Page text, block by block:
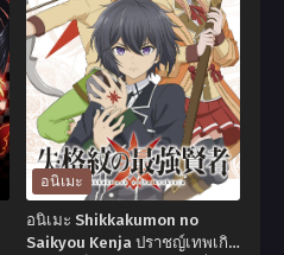
2.5-
jigen
no
Ririsa
2.5
มิติ
ริ
ริสะ
อนิเมะ
อนิเมะ Shikkakumon no
Saikyou Kenja ปราชญ์เทพเกิด